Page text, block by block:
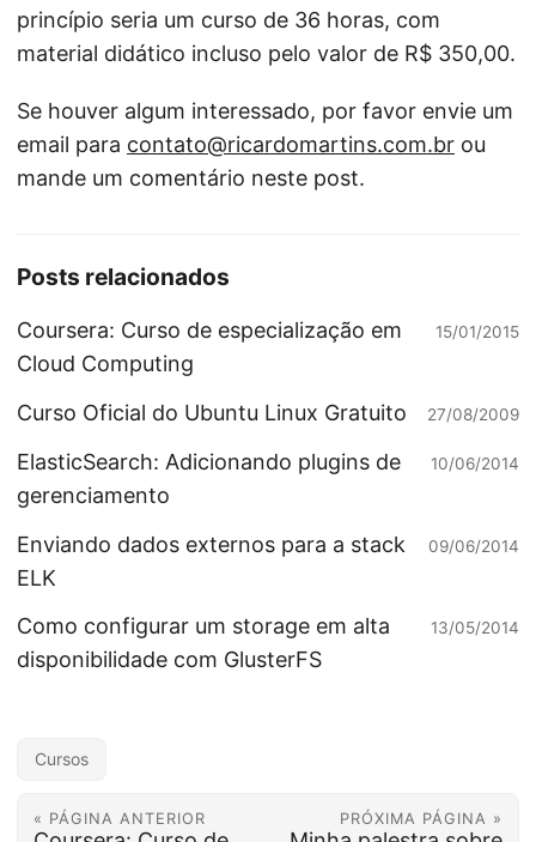
princípio seria um curso de 36 horas, com
material didático incluso pelo valor de R$ 350,00.
Se houver algum interessado, por favor envie um
email para contato@ricardomartins.com.br ou
mande um comentário neste post.
Posts relacionados
Coursera: Curso de especialização em
Cloud Computing
15/01/2015
Curso Oficial do Ubuntu Linux Gratuito 27/08/2009
ElasticSearch: Adicionando plugins de
gerenciamento
10/06/2014
Enviando dados externos para a stack
ELK
09/06/2014
Como configurar um storage em alta
disponibilidade com GlusterFS
13/05/2014
Cursos
« PÁGINA ANTERIOR PRÓXIMA PÁGINA »